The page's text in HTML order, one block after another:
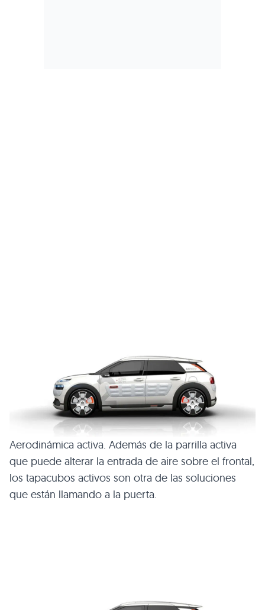
Aerodinámica activa. Además de la parrilla activa
que puede alterar la entrada de aire sobre el frontal,
los tapacubos activos son otra de las soluciones
que están llamando a la puerta.